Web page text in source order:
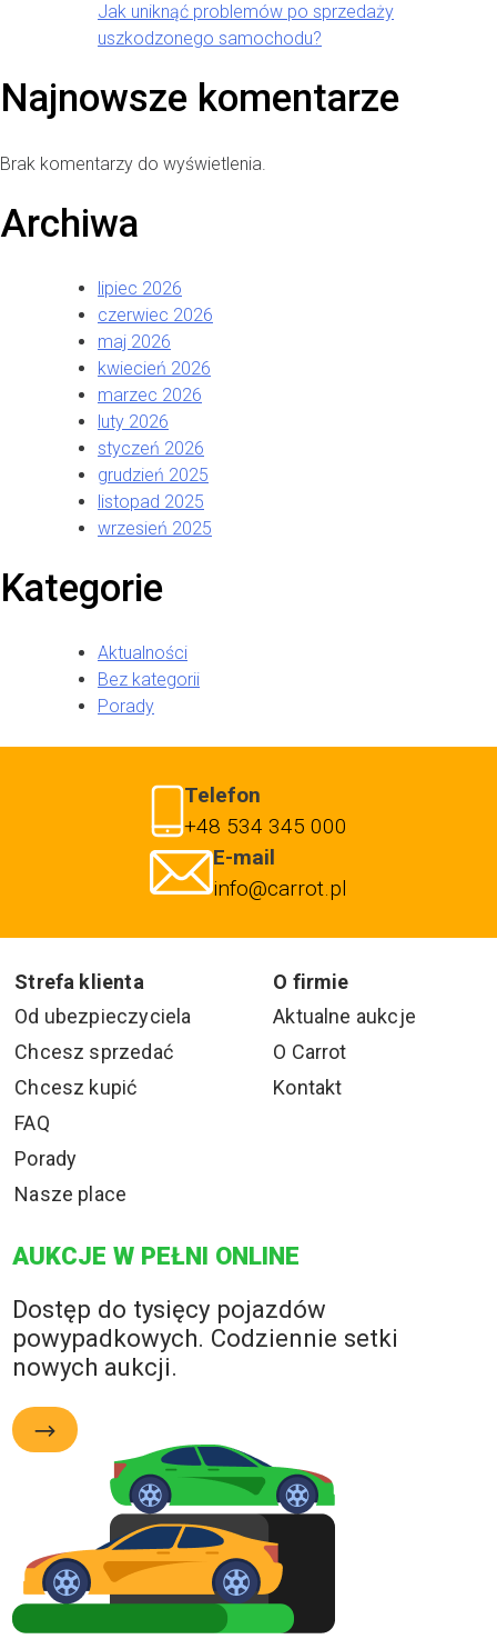
Jak uniknąć problemów po sprzedaży
uszkodzonego samochodu?
Najnowsze komentarze
Brak komentarzy do wyświetlenia.
Archiwa
lipiec 2026
czerwiec 2026
maj 2026
kwiecień 2026
marzec 2026
luty 2026
styczeń 2026
grudzień 2025
listopad 2025
wrzesień 2025
Kategorie
Aktualności
Bez kategorii
Porady
Telefon
+48 534 345 000
E-mail
info@carrot.pl
Strefa klienta
O firmie
Od ubezpieczyciela
Chcesz sprzedać
Chcesz kupić
FAQ
Porady
Nasze place
Aktualne aukcje
O Carrot
Kontakt
AUKCJE W PEŁNI ONLINE
Dostęp do tysięcy pojazdów
powypadkowych. Codziennie setki
nowych aukcji.